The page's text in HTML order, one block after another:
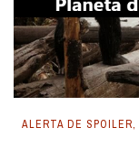
ALERTA DE SPOILER,